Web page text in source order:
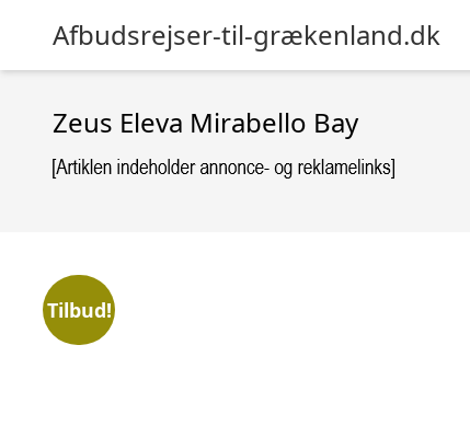
Afbudsrejser-til-grækenland.dk
Zeus Eleva Mirabello Bay
Tilbud!